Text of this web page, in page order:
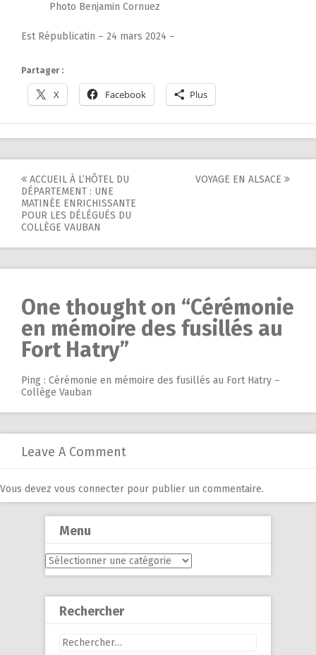
Photo Benjamin Cornuez
Est Républicatin – 24 mars 2024 –
Partager :
X Facebook Plus
Post
navigation
ACCUEIL À L’HÔTEL DU
DÉPARTEMENT : UNE
MATINÉE ENRICHISSANTE
POUR LES DÉLÉGUÉS DU
COLLÈGE VAUBAN
VOYAGE EN ALSACE
One thought on “Cérémonie
en mémoire des fusillés au
Fort Hatry”
Ping : Cérémonie en mémoire des fusillés au Fort Hatry –
Collège Vauban
Leave A Comment
Vous devez vous connecter pour publier un commentaire.
Menu
Menu
Rechercher
Rechercher :